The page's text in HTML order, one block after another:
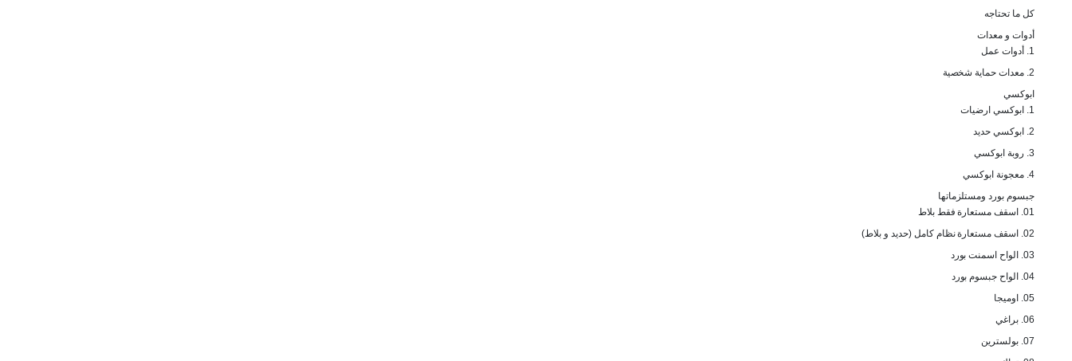
كل ما تحتاجه
أدوات و معدات
1. أدوات عمل
2. معدات حماية شخصية
ابوكسي
1. ابوكسي ارضيات
2. ابوكسي حديد
3. روبة ابوكسي
4. معجونة ابوكسي
جبسوم بورد ومستلزماتها
01. اسقف مستعارة فقط بلاط
02. اسقف مستعارة نظام كامل (حديد و بلاط)
03. الواح اسمنت بورد
04. الواح جبسوم بورد
05. اوميجا
06. براغي
07. بولسترين